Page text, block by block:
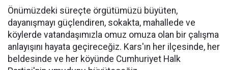
Önümüzdeki süreçte örgütümüzü büyüten,
dayanışmayı güçlendiren, sokakta, mahallede ve
köylerde vatandaşımızla omuz omuza olan bir çalışma
anlayışını hayata geçireceğiz. Kars'ın her ilçesinde, her
beldesinde ve her köyünde Cumhuriyet Halk